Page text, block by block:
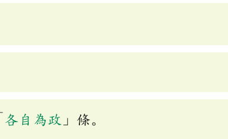
各自為政 」條。